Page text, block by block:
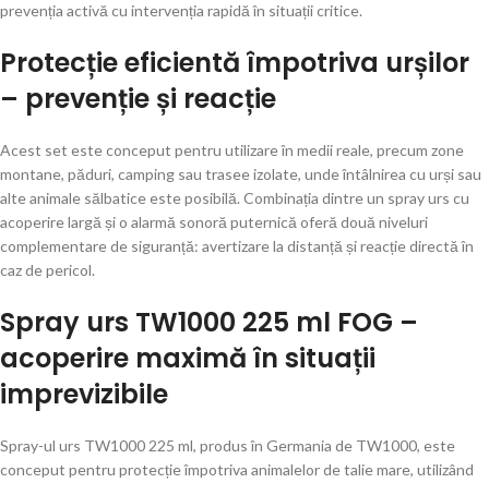
prevenția activă cu intervenția rapidă în situații critice.
Protecție eficientă împotriva urșilor
– prevenție și reacție
Acest set este conceput pentru utilizare în medii reale, precum zone
montane, păduri, camping sau trasee izolate, unde întâlnirea cu urși sau
alte animale sălbatice este posibilă. Combinația dintre un spray urs cu
acoperire largă și o alarmă sonoră puternică oferă două niveluri
complementare de siguranță: avertizare la distanță și reacție directă în
caz de pericol.
Spray urs TW1000 225 ml FOG –
acoperire maximă în situații
imprevizibile
Spray-ul urs TW1000 225 ml, produs în Germania de TW1000, este
conceput pentru protecție împotriva animalelor de talie mare, utilizând